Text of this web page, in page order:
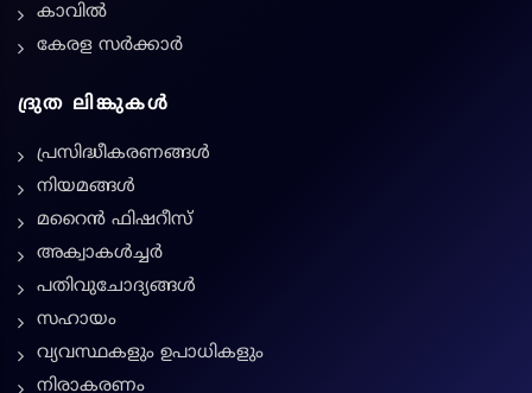
കാവിൽ
കേരള സർക്കാർ
ദ്രുത ലിങ്കുകൾ
പ്രസിദ്ധീകരണങ്ങൾ
നിയമങ്ങള്‍
മറൈൻ ഫിഷറീസ്
അക്വാകൾച്ചർ
പതിവുചോദ്യങ്ങൾ
സഹായം
വ്യവസ്ഥകളും ഉപാധികളും
നിരാകരണം